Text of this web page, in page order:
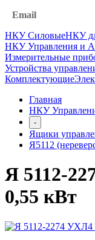
НКУ СиловыеНКУ
НКУ Управления и
Измерительные
Устройства
Комплектующие
Главная
НКУ
-
Ящики
Я5112
Я 5112-
0,55 кВт